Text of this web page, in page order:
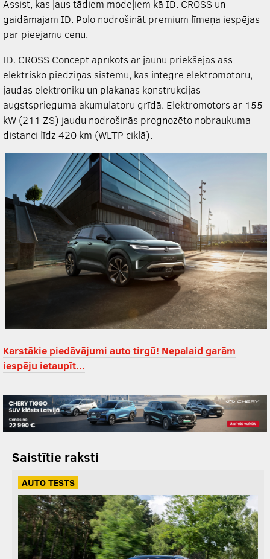
Assist, kas ļaus tādiem modeļiem kā ID. CROSS un
gaidāmajam ID. Polo nodrošināt premium līmeņa iespējas
par pieejamu cenu.
ID. CROSS Concept aprīkots ar jaunu priekšējās ass
elektrisko piedziņas sistēmu, kas integrē elektromotoru,
jaudas elektroniku un plakanas konstrukcijas
augstsprieguma akumulatoru grīdā. Elektromotors ar 155
kW (211 ZS) jaudu nodrošinās prognozēto nobraukuma
distanci līdz 420 km (WLTP ciklā).
Karstākie piedāvājumi auto tirgū! Nepalaid garām
iespēju ietaupīt...
Saistītie raksti
AUTO TESTS